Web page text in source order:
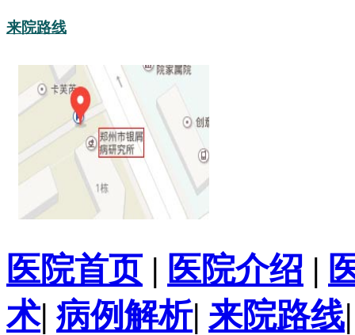
来院路线
医院首页| 医院介绍 |
术| 病例解析| 来院路线